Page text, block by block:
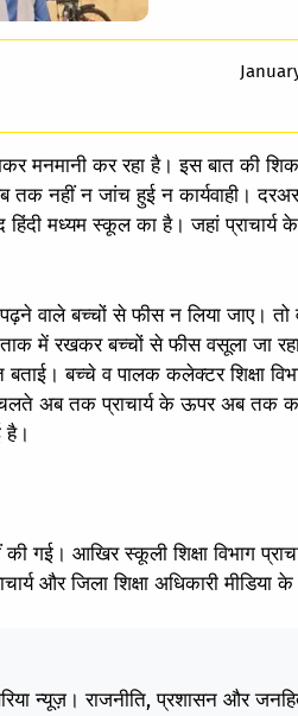
मनमानी कर रहा है। इस बात की
नहीं न जांच हुई न कार्यवाही।
मध्यम स्कूल का है। जहां प्राचार्य के
वाले बच्चों से फीस न लिया जाए। तो
में रखकर बच्चों से फीस वसूला जा
बच्चे व पालक कलेक्टर शिक्षा
अब तक प्राचार्य के ऊपर अब तक
है।
गई। आखिर स्कूली शिक्षा विभाग
और जिला शिक्षा अधिकारी
न्यूज़। राजनीति, प्रशासन और